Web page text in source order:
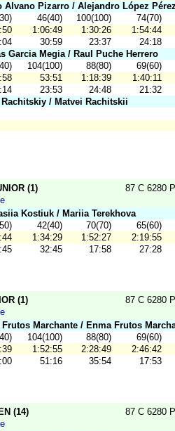
Alvano Pizarro / Alejandro López
46(40) 100(100)
74(70)
1:06:49 1:30:26
1:54:44
30:59 23:37
24:18
Garcia Megia / Raul Puche Herrero
104(100) 88(80)
69(60)
53:51 1:18:39
1:40:11
23:53 24:48
21:32
/ Matvei Rachitskii
(1)
87 C 6280
Kostiuk / Mariia Terekhova
42(40) 70(70)
65(60)
1:34:29 1:52:27
2:19:55
32:45 17:58 27:28
(1)
87 C 6280
Marchante / Enma Frutos
104(100) 88(80)
69(60)
1:52:55 2:28:49
2:46:42
51:16 35:54 17:53
(14)
87 C 6280